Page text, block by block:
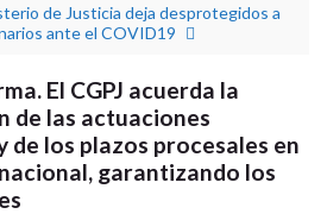
de Justicia deja desprotegidos a
ante el COVID19
El CGPJ acuerda la
de las actuaciones
de los plazos procesales en
garantizando los